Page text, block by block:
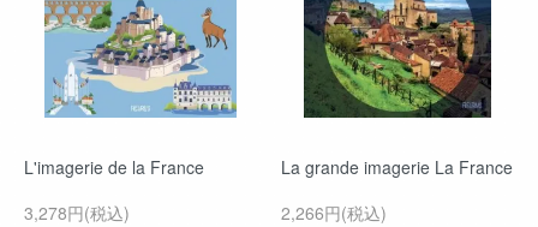
L'imagerie de la France
3,278円(税込)
La grande imagerie La France
2,266円(税込)